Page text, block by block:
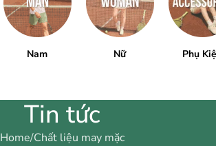
Nam Nữ Phụ
Tin tức
Home Chất liệu may mặc